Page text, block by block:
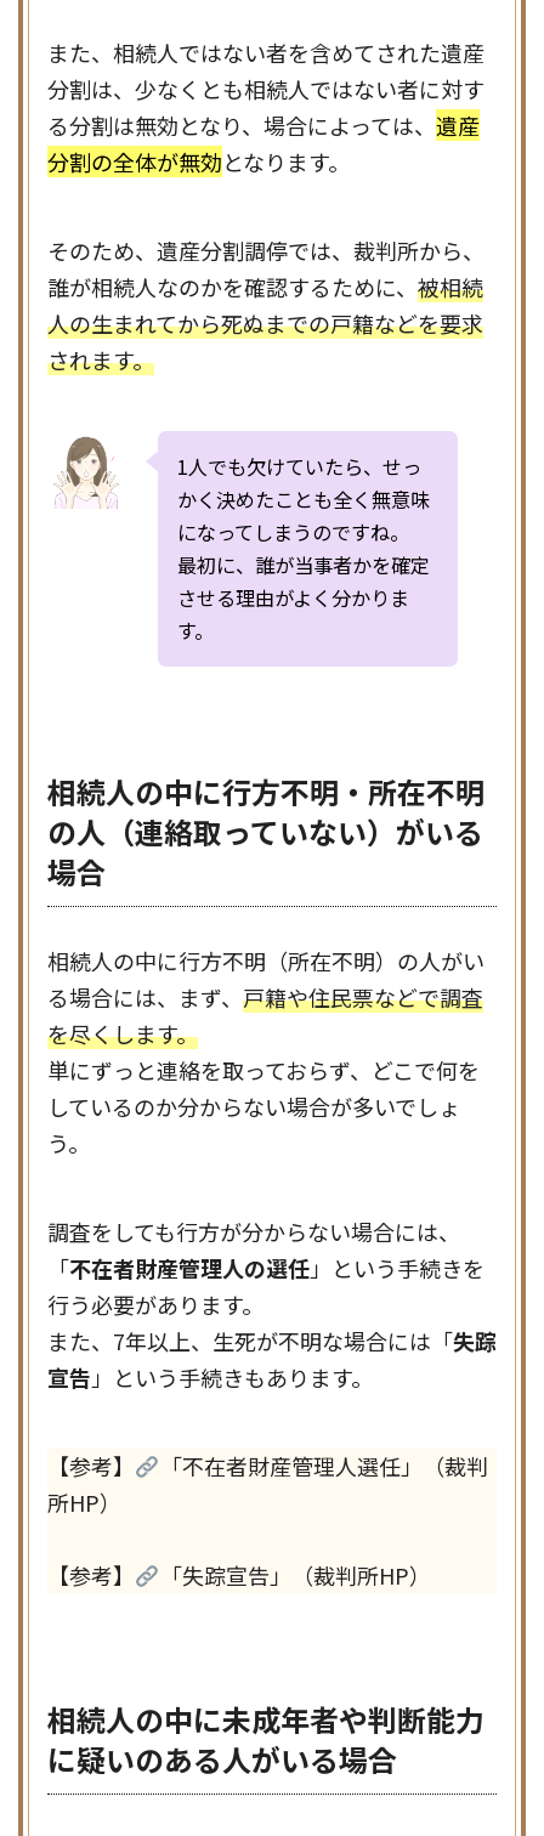
また、相続人ではない者を含めてされた遺産
分割は、少なくとも相続人ではない者に対す
る分割は無効となり、場合によっては、 遺産
分割の全体が無効となります。
そのため、遺産分割調停では、裁判所から、
誰が相続人なのかを確認するために、 被相続
人の生まれてから死ぬまでの戸籍などを要求
されます。
1人でも欠けていたら、せっ
かく決めたことも全く無意味
になってしまうのですね。
最初に、誰が当事者かを確定
させる理由がよく分かりま
す。
相続人の中に行方不明・所在不明
の人（連絡取っていない）がいる
場合
相続人の中に行方不明（所在不明）の人がい
る場合には、まず、 戸籍や住民票などで調査
を尽くします。
単にずっと連絡を取っておらず、どこで何を
しているのか分からない場合が多いでしょ
う。
調査をしても行方が分からない場合には、
「不在者財産管理人の選任」という手続きを
行う必要があります。
また、7年以上、生死が不明な場合には「失踪
宣告 」という手続きもあります。
【参考】
「不在者財産管理人選任」（裁判
所HP）
【参考】 「失踪宣告」（裁判所HP）
相続人の中に未成年者や判断能力
に疑いのある人がいる場合